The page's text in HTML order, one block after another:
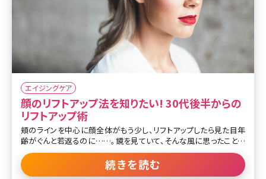
エイジングケア
顔のリフトアップ法を知りたい! 30代後半からの
リフトアップ術
頬のラインを中心に顔全体がもう少し、リフトアップしたら見た目年
齢がぐんと若返るのに……。鏡を見ていて、そんな風に思ったことは
ありませんか?エイジングサインの中でもコスメやサプリメントなどで
解消しにくい、たるみ。しかし現在では、さまざまな方法でたるみにア
プローチできるようになっています。ここで最新の顔のリフトアップ方
続きを読む